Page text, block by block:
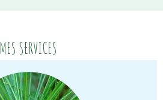
MES SERVICES